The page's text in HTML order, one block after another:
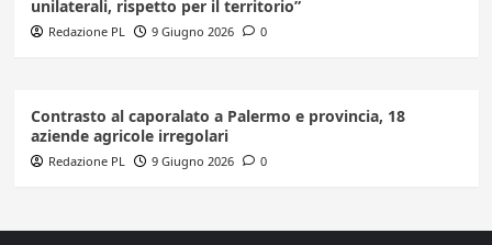
unilaterali, rispetto per il territorio”
Redazione PL 9 Giugno 2026 0
Contrasto al caporalato a Palermo e provincia, 18
aziende agricole irregolari
Redazione PL 9 Giugno 2026 0